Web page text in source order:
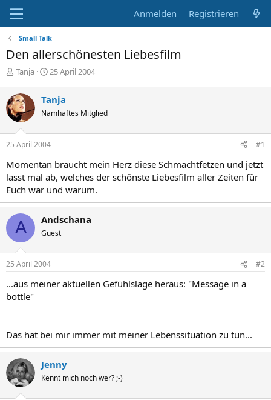
Anmelden Registrieren
Small Talk
Den allerschönesten Liebesfilm
E
s
t
e
l
l
e
Tanja
E
t
e
l
t
m
25 April 2004
Tanja
Namhaftes Mitglied
25 April 2004 #1
Momentan braucht mein Herz diese Schmachtfetzen und jetzt
lasst mal ab, welches der schönste Liebesfilm aller Zeiten für
Euch war und warum.
A Andschana
Guest
25 April 2004 #2
...aus meiner aktuellen Gefühlslage heraus: "Message in a
bottle"
Das hat bei mir immer mit meiner Lebenssituation zu tun...
Jenny
Kennt mich noch wer? ;-)